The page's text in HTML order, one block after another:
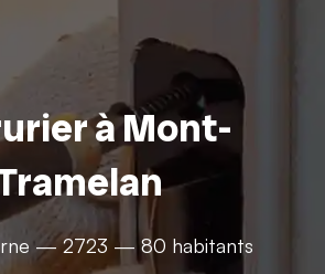
à Mont-
— 2723 — 80 habitants